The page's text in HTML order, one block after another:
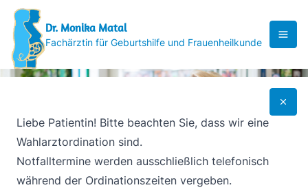
Liebe Patientin! Bitte beachten Sie, dass wir eine
Wahlarztordination sind.
Notfalltermine werden ausschließlich telefonisch
während der Ordinationszeiten vergeben.
Zur Navigation springen
Zum Inhalt springen
Dr. Monika Matal
Fachärztin für Geburtshilfe und Frauenheilkunde